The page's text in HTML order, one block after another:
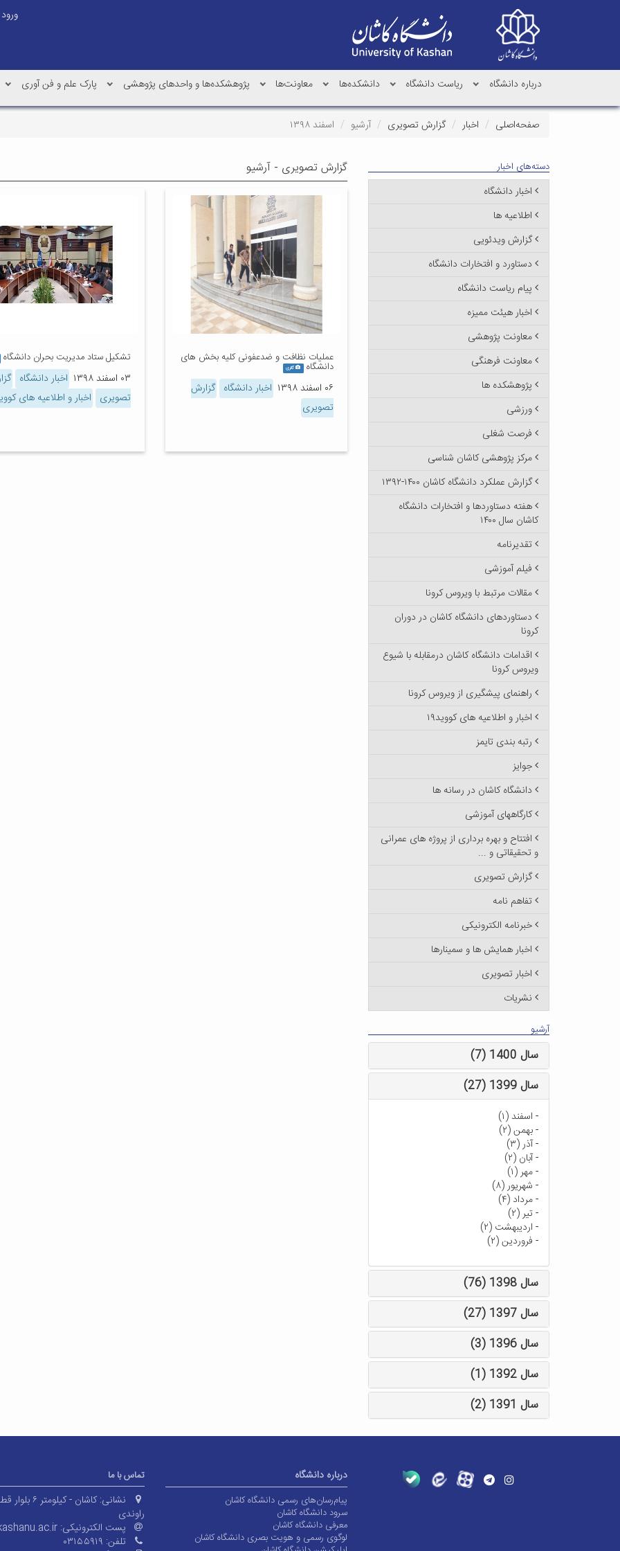
ورود
درباره دانشگاه ریاست دانشگاه دانشکده‌ها معاونت‌ها پژوهشکده‌ها و واحدهای پژوهشی پارک علم و فن آوری
صفحه‌اصلی اخبار گزارش تصویری آرشیو اسفند ۱۳۹۸
گزارش تصویری - آرشیو
عملیات نظافت و ضدعفونی کلیه بخش های
دانشگاه گالری
۰۶ اسفند ۱۳۹۸ اخبار دانشگاه گزارش
تصویری
تشکیل ستاد مدیریت بحران دانشگاه
۰۳ اسفند ۱۳۹۸ اخبار دانشگاه
تصویری اخبار و اطلاعیه های
دسته‌های اخبار
اخبار دانشگاه
اطلاعیه ها
گزارش ویدئویی
دستاورد و افتخارات دانشگاه
پیام ریاست دانشگاه
اخبار هیئت ممیزه
معاونت پژوهشی
معاونت فرهنگی
پژوهشکده ها
ورزشی
فرصت شغلی
مرکز پژوهشی کاشان شناسی
گزارش عملکرد دانشگاه کاشان ۱۴۰۰-۱۳۹۲
هفته دستاوردها و افتخارات دانشگاه
کاشان سال ۱۴۰۰
تقدیرنامه
فیلم آموزشی
مقالات مرتبط با ویروس کرونا
دستاوردهای دانشگاه کاشان در دوران
کرونا
اقدامات دانشگاه کاشان درمقابله با شیوع
ویروس کرونا
راهنمای پیشگیری از ویروس کرونا
اخبار و اطلاعیه های کووید۱۹
رتبه بندی تایمز
جوایز
دانشگاه کاشان در رسانه ها
کارگاههای آموزشی
افتتاح و بهره برداری از پروژه های عمرانی
و تحقیقاتی و ...
گزارش تصویری
تفاهم نامه
خبرنامه الکترونیکی
اخبار همایش ها و سمینارها
اخبار تصویری
نشریات
آرشیو
سال 1400 (7)
سال 1399 (27)
- اسفند (۱)
-بهمن (۲)
-آذر (۳)
-آبان (۲)
-مهر (۱)
- شهریور (۸)
-مرداد (۴)
-تیر (۲)
- اردیبهشت (۲)
- فروردین (۲)
سال 1398 (76)
سال 1397 (27)
سال 1396 (3)
سال 1392 (1)
سال 1391 (2)
درباره دانشگاه
پیام‌رسان‌های رسمی دانشگاه کاشان
سرود دانشگاه کاشان
معرفی دانشگاه کاشان
لوگوی رسمی و هویت بصری دانشگاه کاشان
تماس با ما
نشانی:
کاشان - کیلومتر ۶
راوندی
پست الکترونیکی:
تلفن: ۰۳۱۵۵۹۱۹